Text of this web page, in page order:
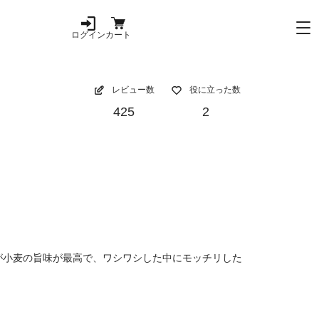
ログインカート
レビュー数
425
役に立った数
2
麦の旨味が最高で、ワシワシした中にモッチリした